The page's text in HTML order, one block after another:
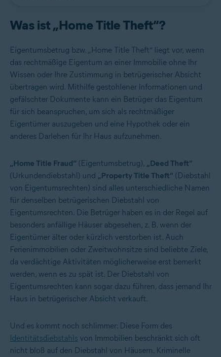
Was ist „Home Title Theft“?
Eigentumsbetrug bzw. „Home Title Theft“ liegt vor, wenn
das rechtmäßige Eigentum an einer Immobilie ohne Ihr
Wissen oder Ihre Zustimmung in betrügerischer Absicht
übertragen wird. Mithilfe gestohlener Informationen und
gefälschter Dokumente kann ein Betrüger das Eigentum
für sich beanspruchen, um sich als rechtmäßiger
Eigentümer auszugeben und eine Hypothek oder ein
anderes Darlehen für Ihr Haus aufzunehmen.
„Home Title Fraud“ (Eigentumsbetrug), „Deed Theft“
(Urkundendiebstahl) und „Property Title Theft“ (Diebstahl
von Eigentumsrechten) sind alles unterschiedliche Namen
für denselben betrügerischen Diebstahl von
Eigentumsrechten. Die Betrüger haben es in der Regel auf
besonders anfällige Häuser abgesehen, z. B. wenn der
Eigentümer älter oder kürzlich verstorben ist. Auch
Ferienimmobilien oder Zweitwohnsitze sind beliebte Ziele,
da verdächtige Aktivitäten möglicherweise erst bemerkt
werden, wenn es zu spät ist. Der Diebstahl von
Eigentumsrechten kann sogar dazu führen, dass jemand Ihr
Haus in betrügerischer Absicht verkauft.
Und es kommt noch schlimmer: Diese Form des
Identitätsdiebstahls von Immobilien beschränkt sich oft
nicht bloß auf den Diebstahl von Häusern. Kriminelle